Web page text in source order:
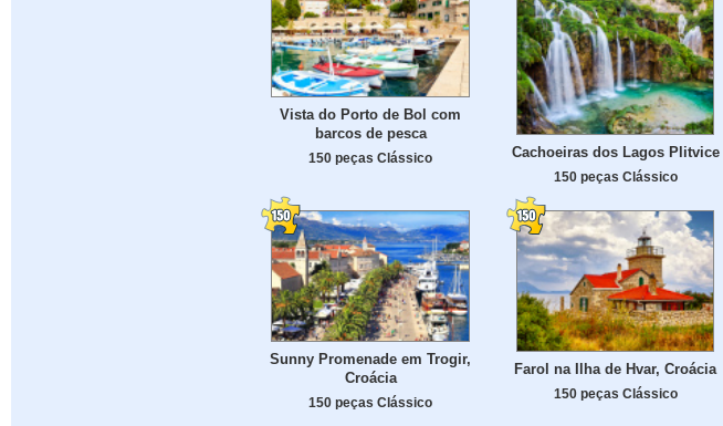
Vista do Porto de Bol com
barcos de pesca
150 peças Clássico Cachoeiras dos Lagos Plitvice
150 peças Clássico
Sunny Promenade em Trogir,
Croácia
150 peças Clássico
Farol na Ilha de Hvar, Croácia
150 peças Clássico